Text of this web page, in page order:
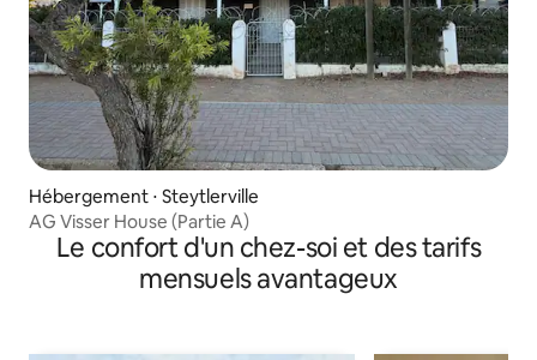
Hébergement ⋅ Steytlerville
AG Visser House (Partie A)
Le confort d'un chez-soi et des tarifs
mensuels avantageux